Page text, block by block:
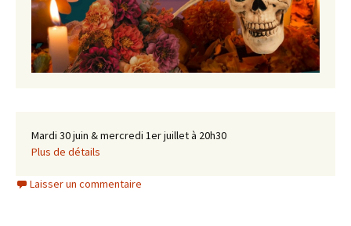
Mardi 30 juin & mercredi 1er juillet à 20h30
Plus de détails
Laisser un commentaire